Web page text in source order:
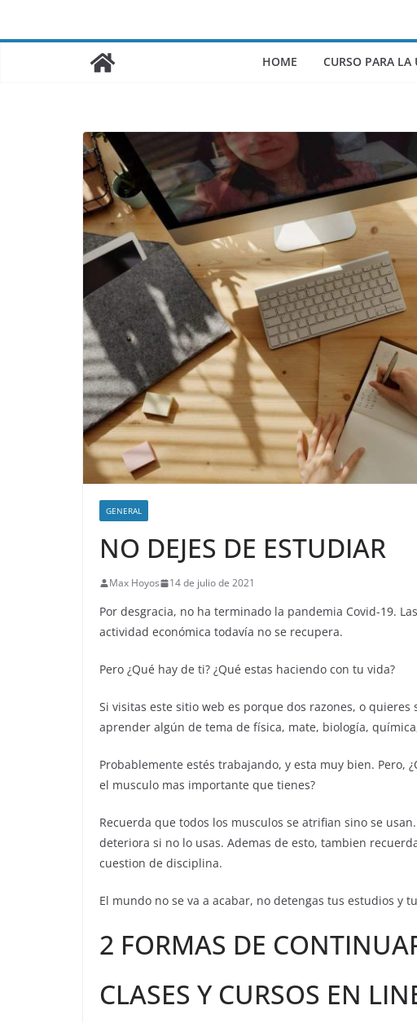
HOME CURSO PARA LA
GENERAL
NO DEJES DE ESTUDIAR
Max Hoyos 14 de julio de 2021
Por desgracia, no ha terminado la pandemia Covid-19.
actividad económica todavía no se recupera.
Pero ¿Qué hay de ti? ¿Qué estas haciendo con tu vida?
Si visitas este sitio web es porque dos razones, o
aprender algún de tema de física, mate, biología,
Probablemente estés trabajando, y esta muy bien. Pero,
el musculo mas importante que tienes?
Recuerda que todos los musculos se atrifian sino se
deteriora si no lo usas. Ademas de esto, tambien
cuestion de disciplina.
El mundo no se va a acabar, no detengas tus estudios y
2 FORMAS DE
CLASES Y CURSOS EN